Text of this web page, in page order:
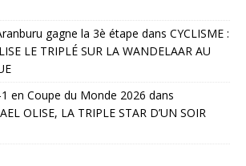
gagne la 3è étape dans CYCLISME :
LE TRIPLÉ SUR LA WANDELAAR AU
en Coupe du Monde 2026 dans
OLISE, LA TRIPLE STAR D’UN SOIR